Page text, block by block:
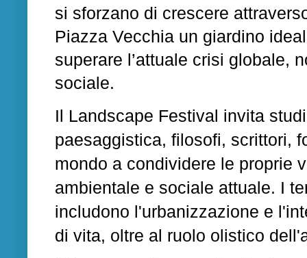
si sforzano di crescere
Piazza Vecchia un giardino
superare l’attuale crisi globale,
sociale.
Il Landscape Festival invita
paesaggistica, filosofi, scrittori,
mondo a condividere le proprie
ambientale e sociale attuale. I
includono l'urbanizzazione e
di vita, oltre al ruolo olistico